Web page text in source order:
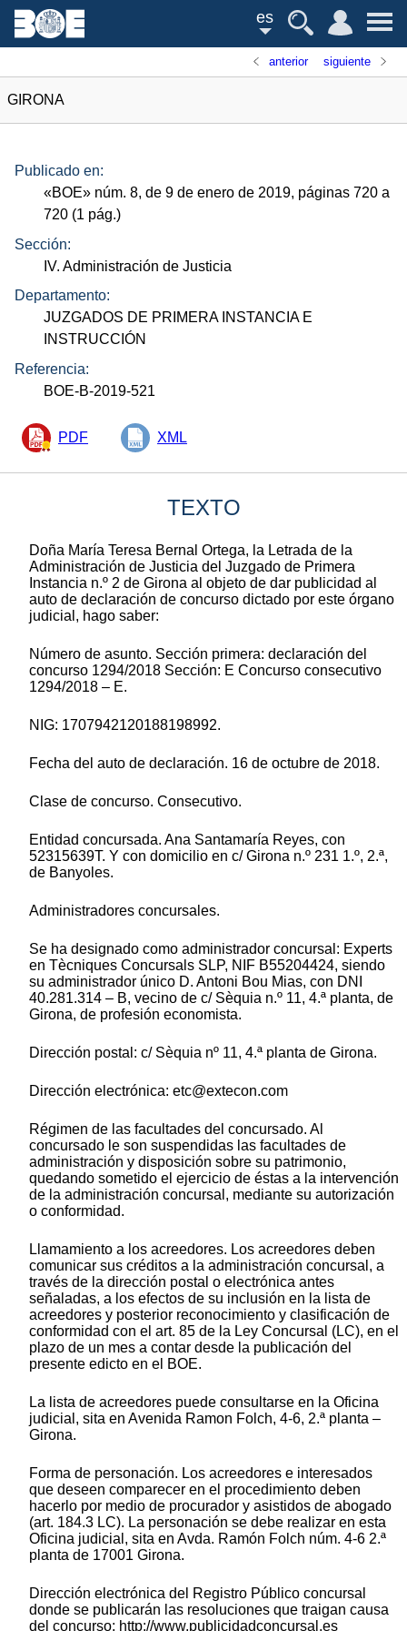
es
anterior siguiente
GIRONA
Publicado en:
«BOE» núm. 8, de 9 de enero de 2019, páginas 720 a
720 (1 pág.)
Sección:
IV. Administración de Justicia
Departamento:
JUZGADOS DE PRIMERA INSTANCIA E
INSTRUCCIÓN
Referencia:
BOE-B-2019-521
PDF XML
TEXTO
Doña María Teresa Bernal Ortega, la Letrada de la
Administración de Justicia del Juzgado de Primera
Instancia n.º 2 de Girona al objeto de dar publicidad al
auto de declaración de concurso dictado por este órgano
judicial, hago saber:
Número de asunto. Sección primera: declaración del
concurso 1294/2018 Sección: E Concurso consecutivo
1294/2018 – E.
NIG: 1707942120188198992.
Fecha del auto de declaración. 16 de octubre de 2018.
Clase de concurso. Consecutivo.
Entidad concursada. Ana Santamaría Reyes, con
52315639T. Y con domicilio en c/ Girona n.º 231 1.º, 2.ª,
de Banyoles.
Administradores concursales.
Se ha designado como administrador concursal: Experts
en Tècniques Concursals SLP, NIF B55204424, siendo
su administrador único D. Antoni Bou Mias, con DNI
40.281.314 – B, vecino de c/ Sèquia n.º 11, 4.ª planta, de
Girona, de profesión economista.
Dirección postal: c/ Sèquia nº 11, 4.ª planta de Girona.
Dirección electrónica: etc@extecon.com
Régimen de las facultades del concursado. Al
concursado le son suspendidas las facultades de
administración y disposición sobre su patrimonio,
quedando sometido el ejercicio de éstas a la intervención
de la administración concursal, mediante su autorización
o conformidad.
Llamamiento a los acreedores. Los acreedores deben
comunicar sus créditos a la administración concursal, a
través de la dirección postal o electrónica antes
señaladas, a los efectos de su inclusión en la lista de
acreedores y posterior reconocimiento y clasificación de
conformidad con el art. 85 de la Ley Concursal (LC), en el
plazo de un mes a contar desde la publicación del
presente edicto en el BOE.
La lista de acreedores puede consultarse en la Oficina
judicial, sita en Avenida Ramon Folch, 4-6, 2.ª planta –
Girona.
Forma de personación. Los acreedores e interesados
que deseen comparecer en el procedimiento deben
hacerlo por medio de procurador y asistidos de abogado
(art. 184.3 LC). La personación se debe realizar en esta
Oficina judicial, sita en Avda. Ramón Folch núm. 4-6 2.ª
planta de 17001 Girona.
Dirección electrónica del Registro Público concursal
donde se publicarán las resoluciones que traigan causa
del concurso: http://www.publicidadconcursal.es